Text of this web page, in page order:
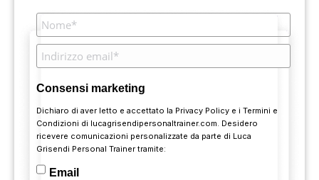
Consensi marketing
Dichiaro di aver letto e accettato la Privacy Policy e iTermini e
Condizioni di lucagrisendipersonaltrainer.com. Desidero
ricevere comunicazioni personalizzate da parte di Luca
Grisendi Personal Trainer tramite:
Email